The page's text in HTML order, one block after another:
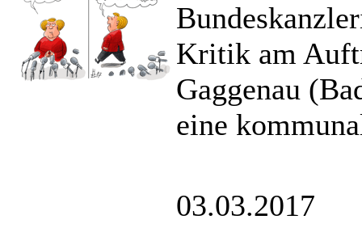
Kritik am
Gaggenau
eine
03.03.2017